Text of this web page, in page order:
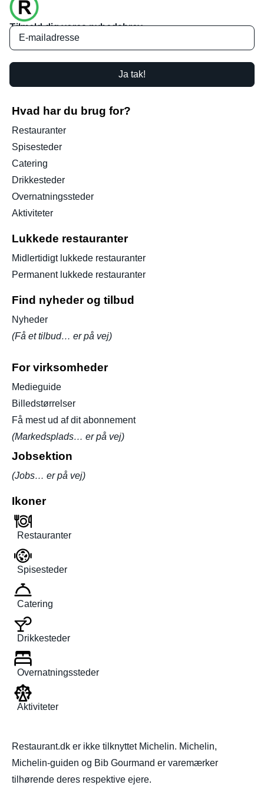
Tilmeld dig vores nyhedsbrev
Ja tak!
Hvad har du brug for?
Restauranter
Spisesteder
Catering
Drikkesteder
Overnatningssteder
Aktiviteter
Lukkede restauranter
Midlertidigt lukkede restauranter
Permanent lukkede restauranter
Find nyheder og tilbud
Nyheder
(Få et tilbud… er på vej)
For virksomheder
Medieguide
Billedstørrelser
Få mest ud af dit abonnement
(Markedsplads… er på vej)
Jobsektion
(Jobs… er på vej)
Ikoner
Restauranter
Spisesteder
Catering
Drikkesteder
Overnatningssteder
Aktiviteter
Restaurant.dk er ikke tilknyttet Michelin. Michelin,
Michelin-guiden og Bib Gourmand er varemærker
tilhørende deres respektive ejere.